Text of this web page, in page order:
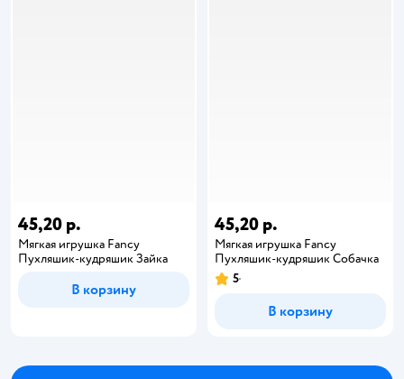
45,20 р.
Мягкая игрушка Fancy
Пухляшик-кудряшик Зайка
В корзину
45,20 р.
Мягкая игрушка Fancy
Пухляшик-кудряшик Собачка
5
В корзину